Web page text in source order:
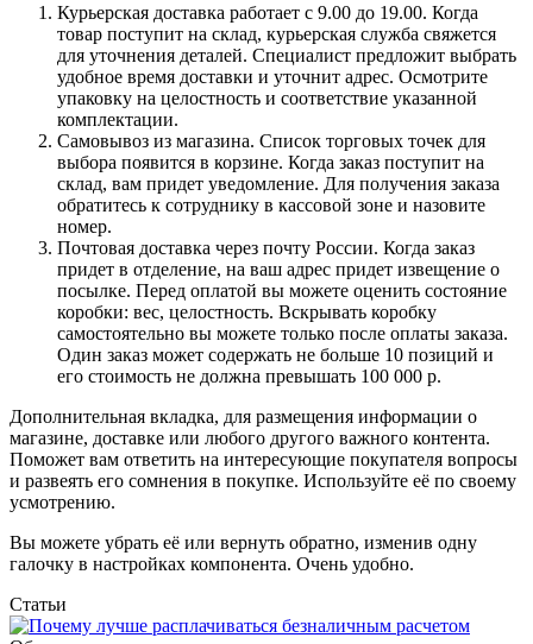
Курьерская доставка работает с 9.00 до 19.00. Когда
товар поступит на склад, курьерская служба свяжется
для уточнения деталей. Специалист предложит выбрать
удобное время доставки и уточнит адрес. Осмотрите
упаковку на целостность и соответствие указанной
комплектации.
Самовывоз из магазина. Список торговых точек для
выбора появится в корзине. Когда заказ поступит на
склад, вам придет уведомление. Для получения заказа
обратитесь к сотруднику в кассовой зоне и назовите
номер.
Почтовая доставка через почту России. Когда заказ
придет в отделение, на ваш адрес придет извещение о
посылке. Перед оплатой вы можете оценить состояние
коробки: вес, целостность. Вскрывать коробку
самостоятельно вы можете только после оплаты заказа.
Один заказ может содержать не больше 10 позиций и
его стоимость не должна превышать 100 000 р.
Дополнительная вкладка, для размещения информации о
магазине, доставке или любого другого важного контента.
Поможет вам ответить на интересующие покупателя вопросы
и развеять его сомнения в покупке. Используйте её по своему
усмотрению.
Вы можете убрать её или вернуть обратно, изменив одну
галочку в настройках компонента. Очень удобно.
Статьи